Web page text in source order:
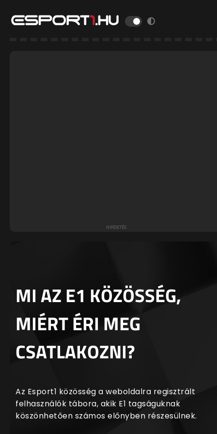
MI AZ E1 KÖZÖSSÉG,
MIÉRT ÉRI MEG
CSATLAKOZNI?
Az Esport1 közösség a weboldalra regisztrált
felhasználók tábora, akik E1 tagságuknak
köszönhetően számos előnyben részesülnek.